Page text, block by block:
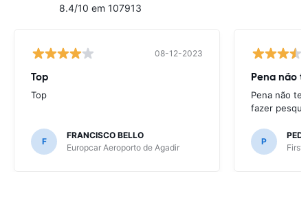
8.4/10 em 107913
08-12-2023
Top
Top
F
FRANCISCO BELLO
Europcar Aeroporto de Agadir
Pena não
Pena não
fazer
P
First